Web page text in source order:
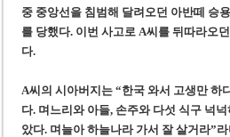
중 중앙선을 침범해 달려오던 아반떼 승
를 당했다. 이번 사고로 A씨를 뒤따라오
다.
A씨의 시아버지는 “한국 와서 고생만 하
다. 며느리와 아들, 손주와 다섯 식구 넉
았다. 며늘아 하늘나라 가서 잘 살거라”